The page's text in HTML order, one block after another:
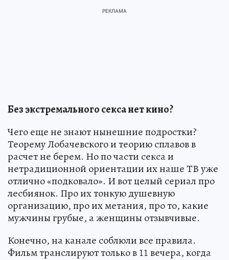
Без экстремального секса нет кино?
Чего еще не знают нынешние подростки?
Теорему Лобачевского и теорию сплавов в
расчет не берем. Но по части секса и
нетрадиционной ориентации их наше ТВ уже
отлично «подковало». И вот целый сериал про
лесбиянок. Про их тонкую душевную
организацию, про их метания, про то, какие
мужчины грубые, а женщины отзывчивые.
Конечно, на канале соблюли все правила.
Фильм транслируют только в 11 вечера, когда